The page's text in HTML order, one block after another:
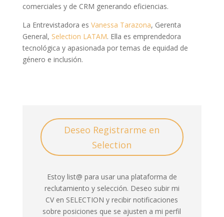
comerciales y de CRM generando eficiencias.
La Entrevistadora es Vanessa Tarazona, Gerenta
General, Selection LATAM. Ella es emprendedora
tecnológica y apasionada por temas de equidad de
género e inclusión.
Deseo Registrarme en
Selection
Estoy list@ para usar una plataforma de
reclutamiento y selección. Deseo subir mi
CV en SELECTION y recibir notificaciones
sobre posiciones que se ajusten a mi perfil